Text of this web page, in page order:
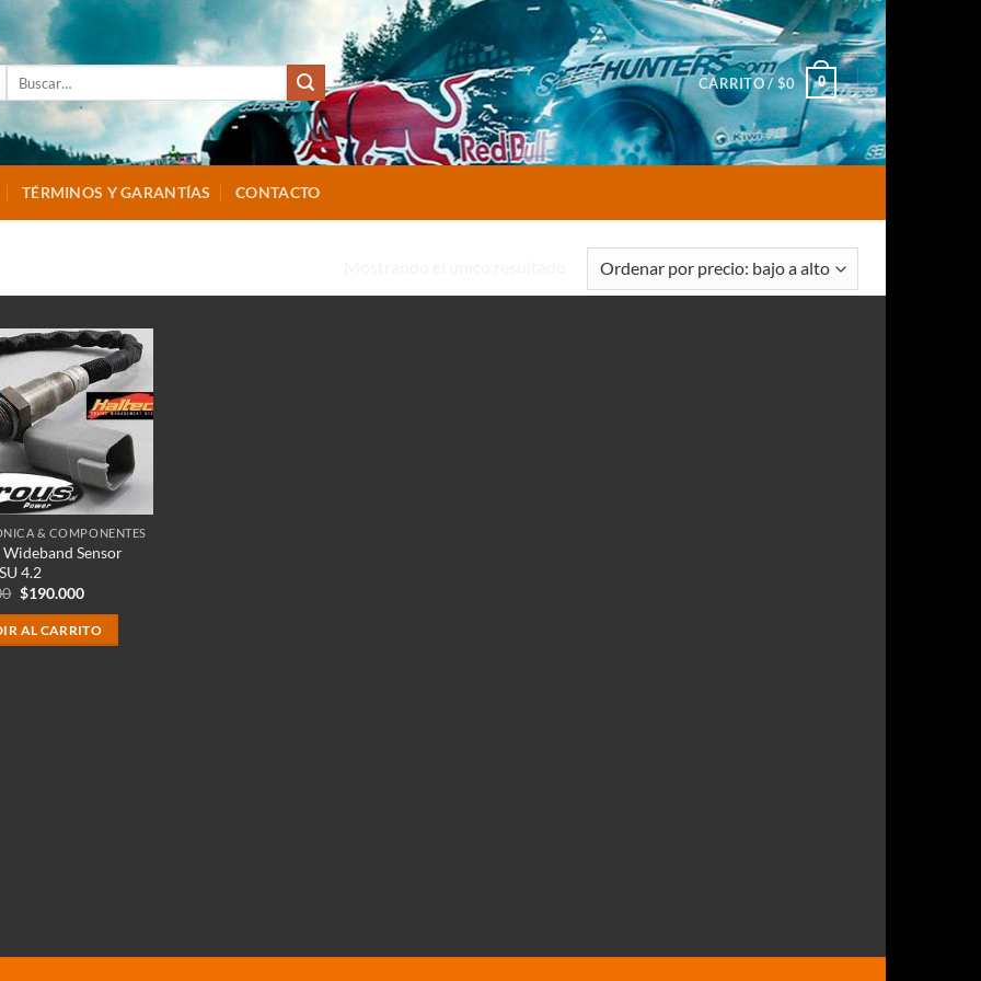
CARRITO /$0 0
TÉRMINOS Y GARANTÍAS CONTACTO
& COMPONENTES
Sensor
4.2
El
original
era:
$190.000El
actual
es:
AL CARRITO